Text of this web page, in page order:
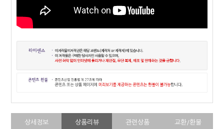
상세정보 상품리뷰 관련상품 교환/환불